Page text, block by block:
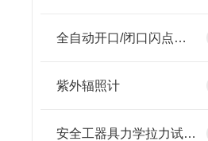
全自动开口/闭口闪点测定仪
紫外辐照计
安全工器具力学拉力试验机